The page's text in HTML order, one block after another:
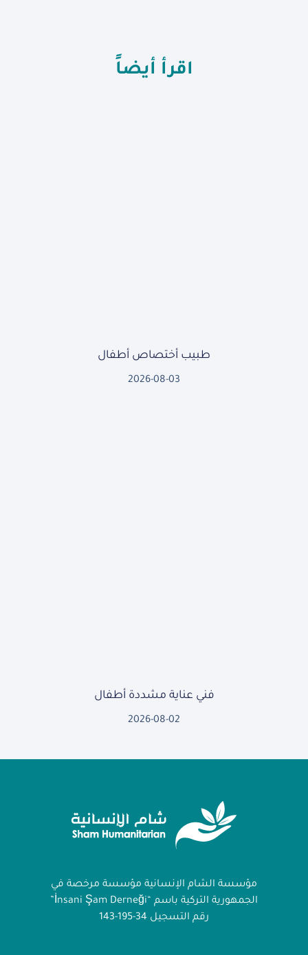
اقرأ أيضاً
طبيب أختصاص أطفال
2026-08-03
فني عناية مشددة أطفال
2026-08-02
مؤسسة الشام الإنسانية مؤسسة مرخصة في
الجمهورية التركية باسم “İnsani Şam Derneği”
رقم التسجيل 34-195-143